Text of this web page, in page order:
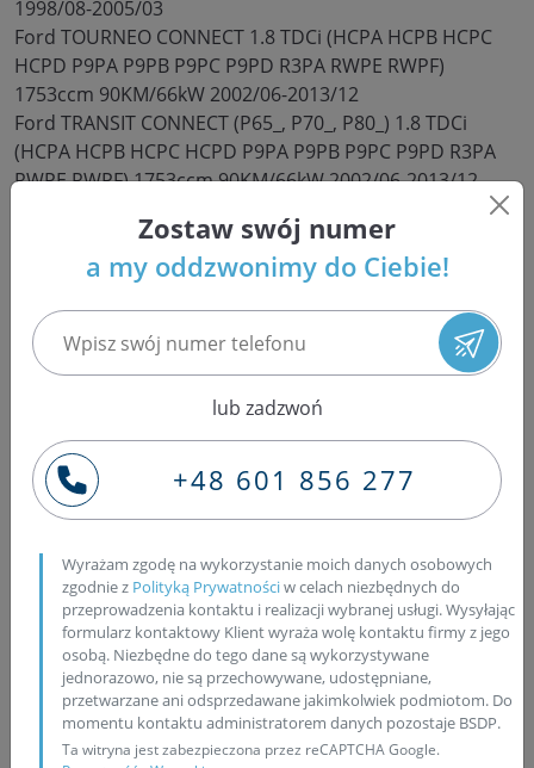
1998/08-2005/03
Ford TOURNEO CONNECT 1.8 TDCi (HCPA HCPB HCPC
HCPD P9PA P9PB P9PC P9PD R3PA RWPE RWPF)
1753ccm 90KM/66kW 2002/06-2013/12
Ford TRANSIT CONNECT (P65_, P70_, P80_) 1.8 TDCi
(HCPA HCPB HCPC HCPD P9PA P9PB P9PC P9PD R3PA
RWPE RWPF) 1753ccm 90KM/66kW 2002/06-2013/12
Czy istnieją wtryskiwacze, które nie
nadają się do regeneracji?
Tak, istnieją wtryskiwacze, które nie nadają się do
regeneracji. W niektórych przypadkach, ze względu na
specyficzne uszkodzenia, zużycie lub konstrukcję,
wtryskiwacze mogą być trudne lub niemożliwe do
skutecznej regeneracji. Poniżej wymienimy kilka
przypadków, w których wtryskiwacze mogą się nie
nadawać do regeneracji:
Uszkodzenia mechaniczne: Wtryskiwacze, które
doznały poważnych uszkodzeń mechanicznych, takich
jak pęknięcia korpusu, łamane końcówki, zgniecione
lub złamane części, mogą być trudne lub niemożliwe
do naprawy. W takich przypadkach wymagana jest
zazwyczaj wymiana całego wtryskiwacza na nowy.
Korozja i rdza: Wtryskiwacze, które uległy korozji lub
Zostaw swój numer
a my oddzwonimy do Ciebie!
lub zadzwoń
+48 601 856 277
Wyrażam zgodę na wykorzystanie moich danych osobowych
zgodnie z Polityką Prywatnościw celach niezbędnych do
przeprowadzenia kontaktu i realizacji wybranej usługi. Wysyłając
formularz kontaktowy Klient wyraża wolę kontaktu firmy z jego
osobą. Niezbędne do tego dane są wykorzystywane
jednorazowo, nie są przechowywane, udostępniane,
przetwarzane ani odsprzedawane jakimkolwiek podmiotom. Do
momentu kontaktu administratorem danych pozostaje BSDP.
Ta witryna jest zabezpieczona przez reCAPTCHA Google.